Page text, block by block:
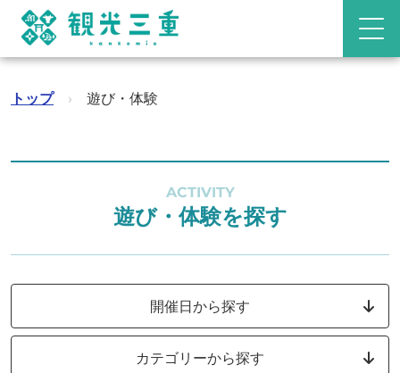
トップ › 遊び・体験
ACTIVITY
遊び・体験を探す
開催日から探す
カテゴリーから探す